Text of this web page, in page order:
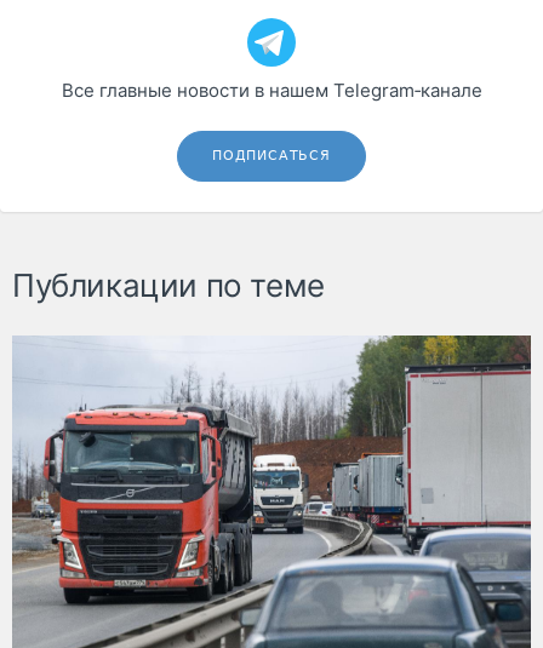
Все главные новости в нашем Telegram‑канале
ПОДПИСАТЬСЯ
Публикации по теме